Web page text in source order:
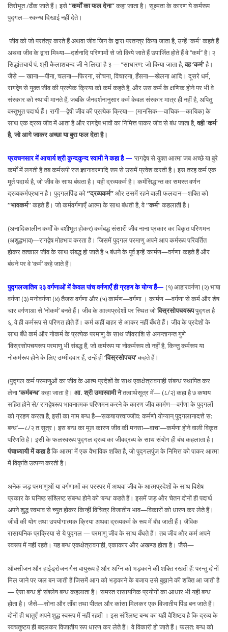
तिरोभूत /ढँक जाते हैं। इसे‘‘कर्मों का फल देना’’कहा जाता है। सूक्ष्मता के कारण ये कर्मरूप
पुद्गल—स्कन्ध दिखाई नहीं देते।
जीव को जो परतंत्र करते हैं अथवा जीव जिन के द्वारा परतन्त्र किया जाता है, उन्हें ‘‘कर्म’’ कहते हैं
अथवा जीव के द्वारा मिथ्या—दर्शनादि परिणामों से जो किये जाते हैं उपार्जित होते हैं वे ‘‘कर्म’’ है।२
सिद्धांतचार्य पं. श्री कैलाशचन्द जी ने लिखा है ३ — ‘‘साधारण: जो किया जाता है, वह ‘कर्म’है।
जैसे — खाना—पीना, चलना—फिरना, सोचना, विचारना, हँसना—खेलना आदि। दूसरे धर्म,
रागद्वेष से युक्त जीव की प्रत्येक क्रिया को कर्म कहते है, और उस कर्म के क्षणिक होने पर भी वे
संस्कार को स्थायी मानते हैं, जबकि जैनदर्शनानुसार कर्म केवल संस्कार मात्र ही नहीं है, अपितु
वस्तुभूत पदार्थ हैं। रागी—द्वेषी जीव की प्रत्येक क्रिया— (मानसिक—वाचिक—कायिक) के
साथ एक द्रव्य जीव में आता है और रागद्वेष भावों का निमित्त पाकर जीव से बंध जाता है, वही ‘कर्म’
है, जो आगे जाकर अच्छा या बुरा फल देता है।
प्रवचनसार में आचार्य श्री कुन्दकुन्द स्वामी ने कहा है — ‘रागद्वेष से युक्त आत्मा जब अच्छे या बुरे
कर्मों में लगती है तब कर्मरूपी रज ज्ञानावरणादि रूप से उसमें प्रवेश करती है। इस तरह कर्म एक
मूर्त पदार्थ है, जो जीव के साथ बंधता है। यही द्रव्यकर्म है। कर्मसिद्धान्त का समस्त वर्णन
द्रव्यकर्मप्रधान है। पुद्गलपिंड को‘‘द्रव्यकर्म’’और उसमें रहने वाली फलदान—शक्ति को
‘‘भावकर्म’’कहते हैं। जो कर्मवर्गणाएँ आत्मा के साथ बंधती है, वे‘‘कर्म’’ कहलाती है।
(अनादिकालीन कर्मों के वशीभूत होकर) कर्मबद्ध संसारी जीव नाना प्रकार का विकृत परिणमन
(अशुद्धभाव)—रागद्वेष मोहभाव करता है। जिसमें पुद्गल परमाणु अपने आप कर्मरूप परिवर्तित
होकर तत्काल जीव के साथ संबद्ध हो जाते है ५ बंधने के पूर्व इन्हें ‘कार्मण—वर्गणा’ कहते हैं और
बंधने पर वे ‘कर्म‘ कहे जाते हैं।
पुद्गलजातिय २३ वर्गणाओं में केवल पांच वर्गणाएँ ही ग्रहण के योग्य हैं— (१) आहारवर्गणा (२) भाषा
वर्गणा (३) मनोवर्गणा (४) तैजस वर्गणा और (५) कार्मण—वर्गणा । कार्मण —वर्गणा से कर्म और शेष
चार वर्गणाआ से ‘नोकर्म’ बनते हैं। जीव के आत्मप्रदेशों पर स्थित जोविस्रसोपचयरूपपुद्गल है
६, वे ही कर्मरूप से परिणत होते हैं। कर्म कहीं बाहर से आकर नहीं बँधते हैं। जीव के प्रदेशों के
साथ बँधे कर्म और नोकर्म के प्रत्येक परमाणु के साथ जीवराशि से अनन्तानन्त गुणे
‘विस्रसोपचयरूप परमाणु भी संबद्ध हैं, जो कर्मरूप या नोकर्मरूप तो नहीं है, किन्तु कर्मरूप या
नोकर्मरूप होने के लिए उम्मीदवार हैं, उन्हें ही‘विस्रसोपचय’कहते हैं।
(पुद्गल कर्म परमाणुओं का जीव के आत्म प्रदेशों के साथ एकक्षेत्रावगाही संबन्ध स्थापित कर
लेना‘कर्मबन्ध’कहा जाता है। आ. श्री उमास्वामी नेतत्वार्थसूत्र में— (८/२) कहा है ७ कषाय
सहित होने से/ रागद्वेषरूप भावनात्मक परिणमन करने के कारण जीव कार्मण—वर्गणा के पुद्गलों
को ग्रहण करता है, इसी का नाम बन्ध है—सकषायत्त्वाज्जीव: कर्मणो योग्यान् पुद्गलानादत्ते स:
बन्ध’—८/२ त.सूत्र। इस बन्ध का मूल कारण जीव की मनसा—वाचा—कर्मणा होने वाली विकृत
परिणति है। इसी के फलस्वरूप पुद्गल द्रव्य का जीवद्रव्य के साथ संयोग ही बंध कहलाता है।
पंचाध्यायी में कहा हैकि आत्मा में एक वैभाविक शक्ति है, जो पुद्गलपुंज के निमित्त को पाकर आत्मा
में विकृति उत्पन्न करती है।
अनेक जड़ परमाणुओं या वर्गणाओं का परस्पर में अथवा जीव के आत्मप्रदेशों के साथ विशेष
प्रकार के घनिष्ठ संश्लिष्ट संबन्ध होने को ‘बन्ध’ कहते हैं। इसमें जड़ और चेतन दोनों ही पदार्थ
अपने शुद्ध स्वभाव से च्युत होकर किन्हीं विचित्र विजातीय भाव—विकारों को धारण कर लेते हैं।
जीवों की योग तथा उपयोगात्मक क्रिया अथवा द्रव्यकर्म के रूप में बँध जाती हैं। जैविक
रासायनिक प्रक्रिया से ये पुद्गल — परमाणु जीव के साथ बँधते हैं। तब जीव और कर्म अपने
स्वरूप में नहीं रहते। यह बन्ध एकक्षेत्रावगाही, एकाकार और अखण्ड होता है। जैसे—
ऑक्सीजन और हाईड्रोजन गैस वायुरूप है और अग्नि को भड़काने की शक्ति रखती हैं: परन्तु दोनों
मिल जाने पर जल बन जाती हैं जिसमें आग को भड़काने के बजाय उसे बुझाने की शक्ति आ जाती है
— ऐसा बन्ध ही संश्लेष बन्ध कहलाता है। समस्त रासायनिक प्रयोगों का आधार भी यही बन्ध
होता है। जैसे—सोना और ताँबा तथा पीतल और कांसा मिलकर एक विजातीय पिंड बन जाते हैं।
दोनों ही धातुएँ अपने शुद्ध स्वरूप में नहीं रहती । इस संश्लिष्ट बन्ध का यही वैशिष्टय है कि द्रव्य के
स्वचतुष्टय ही बदलकर विजातीय रूप धारण कर लेते हैं। वे विकारी हो जाते हैं। फलत: बन्ध को